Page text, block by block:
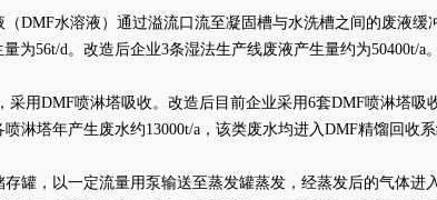
（DMF水溶液）通过溢流口流至凝固槽与水洗槽之间的废液
56t/d。改造后企业3条湿法生产线废液产生量约为50400t/a。
用DMF喷淋塔吸收。改造后目前企业采用6套DMF喷淋塔
塔年产生废水约13000t/a，该类废水均进入DMF精馏回收系
罐，以一定流量用泵输送至蒸发罐蒸发，经蒸发后的气体进